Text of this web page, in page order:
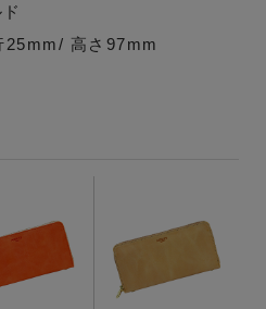
高さ97mm